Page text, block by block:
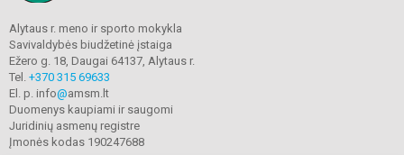
Alytaus r. meno ir sporto mokykla
Savivaldybės biudžetinė įstaiga
Ežero g. 18, Daugai 64137, Alytaus r.
Tel. +370 315 69633
El. p. info@amsm.lt
Duomenys kaupiami ir saugomi
Juridinių asmenų registre
Įmonės kodas 190247688